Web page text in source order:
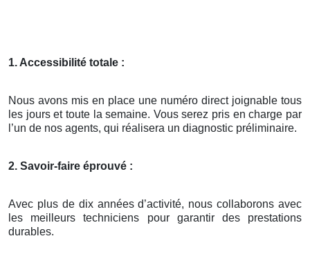
1. Accessibilité totale :
Nous avons mis en place une numéro direct joignable tous
les jours et toute la semaine. Vous serez pris en charge par
l’un de nos agents, qui réalisera un diagnostic préliminaire.
2. Savoir-faire éprouvé :
Avec plus de dix années d’activité, nous collaborons avec
les meilleurs techniciens pour garantir des prestations
durables.